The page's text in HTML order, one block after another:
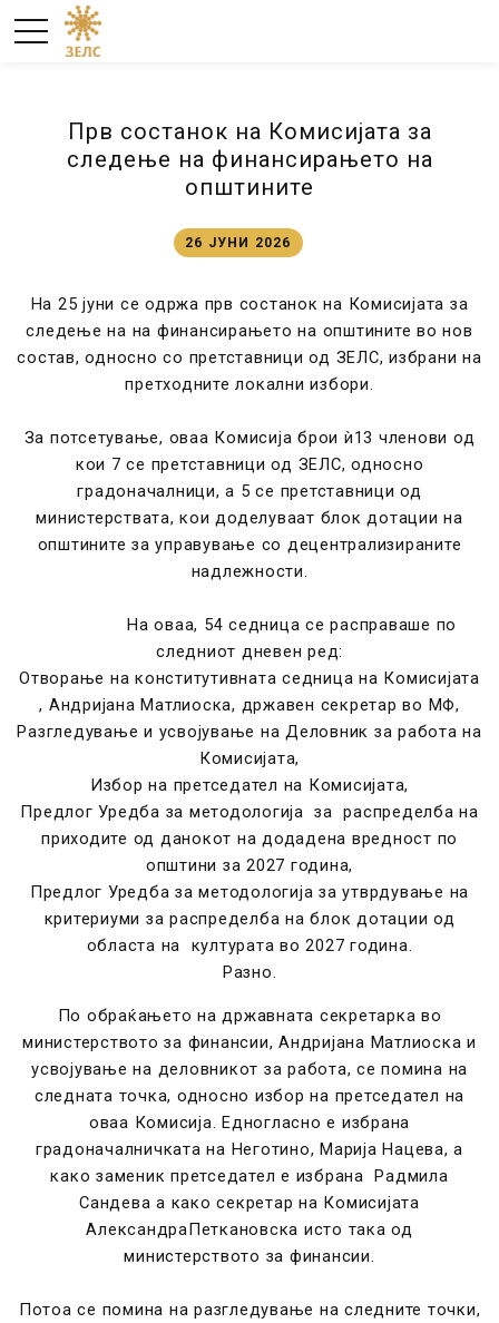
Прв состанок на Комисијата за
следење на финансирањето на
општините
26 ЈУНИ 2026
На 25 јуни се одржа прв состанок на Комисијата за
следење на на финансирањето на општините во нов
состав, односно со претставници од ЗЕЛС, избрани на
претходните локални избори.
За потсетување, оваа Комисија брои ѝ13 членови од
кои 7 се претставници од ЗЕЛС, односно
градоначалници, а 5 се претставници од
министерствата, кои доделуваат блок дотации на
општините за управување со децентрализираните
надлежности.
На оваа, 54 седница се расправаше по
следниот дневен ред:
Отворање на конститутивната седница на Комисијата
, Андријана Матлиоска, државен секретар во МФ,
Разгледување и усвојување на Деловник за работа на
Комисијата,
Избор на претседател на Комисијата,
Предлог Уредба за методологија за распределба на
приходите од данокот на додадена вредност по
општини за 2027 година,
Предлог Уредба за методологија за утврдување на
критериуми за распределба на блок дотации од
областа на културата во 2027 година.
Разно.
По обраќањето на државната секретарка во
министерството за финансии, Андријана Матлиоска и
усвојување на деловникот за работа, се помина на
следната точка, односно избор на претседател на
оваа Комисија. Едногласно е избрана
градоначалничката на Неготино, Марија Нацева, а
како заменик претседател е избрана Радмила
Сандева а како секретар на Комисијата
АлександраПеткановска исто така од
министерството за финансии.
Потоа се помина на разгледување на следните точки,